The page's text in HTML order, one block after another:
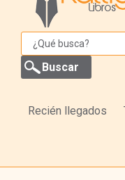
Recién llegados